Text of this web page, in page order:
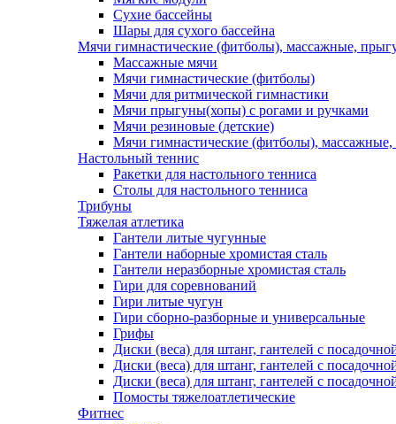
Сухие бассейны
Шары для сухого бассейна
Мячи гимнастические (фитболы), массажные,
Массажные мячи
Мячи гимнастические (фитболы)
Мячи для ритмической гимнастики
Мячи прыгуны(хопы) с рогами и ручками
Мячи резиновые (детские)
Мячи гимнастические (фитболы),
Настольный теннис
Ракетки для настольного тенниса
Столы для настольного тенниса
Трибуны
Тяжелая атлетика
Гантели литые чугунные
Гантели наборные хромистая сталь
Гантели неразборные хромистая сталь
Гири для соревнований
Гири литые чугун
Гири сборно-разборные и универсальные
Грифы
Диски (веса) для штанг, гантелей с
Диски (веса) для штанг, гантелей с
Диски (веса) для штанг, гантелей с
Помосты тяжелоатлетические
Фитнес